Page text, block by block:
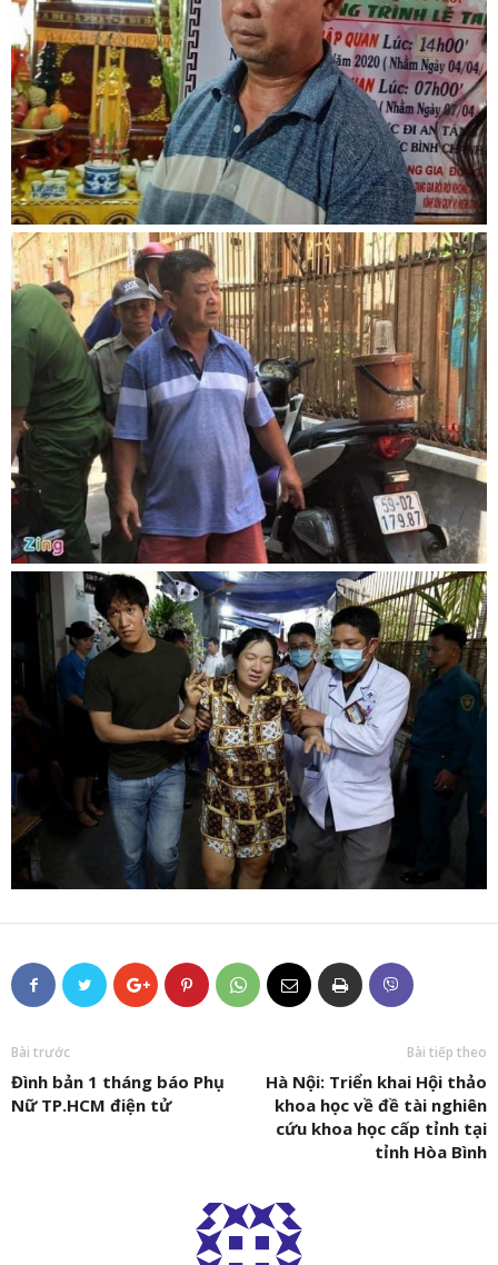
Bài trước
Đình bản 1 tháng báo Phụ
Nữ TP.HCM điện tử
Bài tiếp theo
Hà Nội: Triển khai Hội thảo
khoa học về đề tài nghiên
cứu khoa học cấp tỉnh tại
tỉnh Hòa Bình